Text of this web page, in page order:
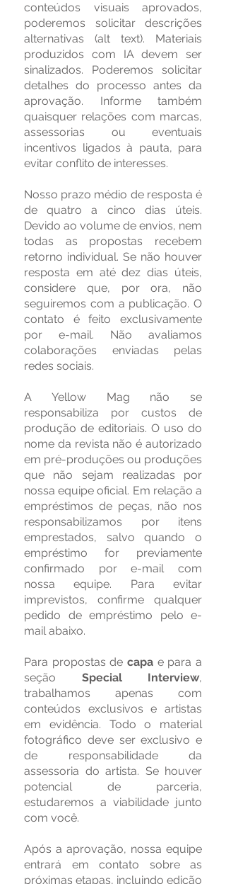
conteúdos visuais aprovados,
poderemos solicitar descrições
alternativas (alt text). Materiais
produzidos com IA devem ser
sinalizados. Poderemos solicitar
detalhes do processo antes da
aprovação. Informe também
quaisquer relações com marcas,
assessorias ou eventuais
incentivos ligados à pauta, para
evitar conflito de interesses.
Nosso prazo médio de resposta é
de quatro a cinco dias úteis.
Devido ao volume de envios, nem
todas as propostas recebem
retorno individual. Se não houver
resposta em até dez dias úteis,
considere que, por ora, não
seguiremos com a publicação. O
contato é feito exclusivamente
por e-mail. Não avaliamos
colaborações enviadas pelas
redes sociais.
A Yellow Mag não se
responsabiliza por custos de
produção de editoriais. O uso do
nome da revista não é autorizado
em pré-produções ou produções
que não sejam realizadas por
nossa equipe oficial. Em relação a
empréstimos de peças, não nos
responsabilizamos por itens
emprestados, salvo quando o
empréstimo for previamente
confirmado por e-mail com
nossa equipe. Para evitar
imprevistos, confirme qualquer
pedido de empréstimo pelo e-
mail abaixo.
Para propostas de capa e para a
seção Special Interview,
trabalhamos apenas com
conteúdos exclusivos e artistas
em evidência. Todo o material
fotográfico deve ser exclusivo e
de responsabilidade da
assessoria do artista. Se houver
potencial de parceria,
estudaremos a viabilidade junto
com você.
Após a aprovação, nossa equipe
entrará em contato sobre as
próximas etapas, incluindo edição